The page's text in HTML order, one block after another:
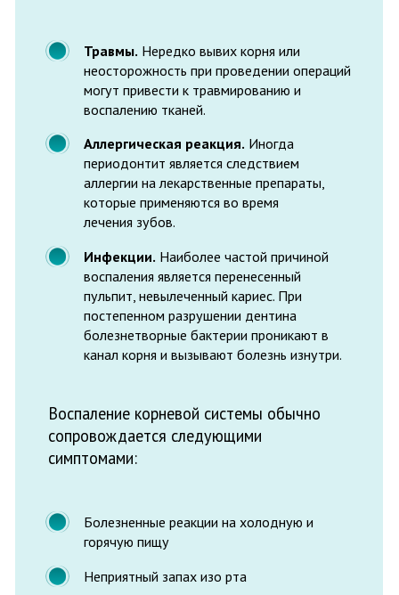
Воспаление корневой системы обычно
сопровождается следующими
симптомами:
сопровождаться повышенной
температурой и общим ухудшением
состояния пациента. При проявлении
лечение зубов.
канал корня и вызывают болезнь изнутри.
Болезненные реакции на холодную и
горячую пищу
Нарушение жевательной функции, вызванное
болью при надкусывании пищи
Отечность щеки и десны, свищ, выделение
гнойного экссудата